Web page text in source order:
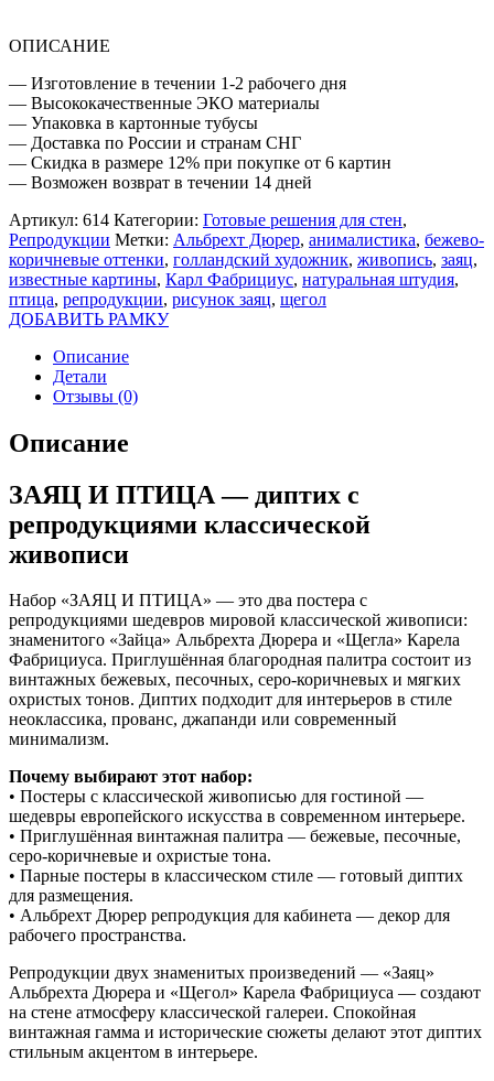
ОПИСАНИЕ
— Изготовление в течении 1-2 рабочего дня
— Высококачественные ЭКО материалы
— Упаковка в картонные тубусы
— Доставка по России и странам СНГ
— Скидка в размере 12% при покупке от 6 картин
— Возможен возврат в течении 14 дней
Артикул: 614 Категории: Готовые решения для стен,
Репродукции Метки: Альбрехт Дюрер, анималистика, бежево-
коричневые оттенки, голландский художник, живопись, заяц,
известные картины, Карл Фабрициус, натуральная штудия,
птица, репродукции, рисунок заяц, щегол
ДОБАВИТЬ РАМКУ
Описание
Детали
Отзывы (0)
Описание
ЗАЯЦ И ПТИЦА — диптих с
репродукциями классической
живописи
Набор «ЗАЯЦ И ПТИЦА» — это два постера с
репродукциями шедевров мировой классической живописи:
знаменитого «Зайца» Альбрехта Дюрера и «Щегла» Карела
Фабрициуса. Приглушённая благородная палитра состоит из
винтажных бежевых, песочных, серо-коричневых и мягких
охристых тонов. Диптих подходит для интерьеров в стиле
неоклассика, прованс, джапанди или современный
минимализм.
Почему выбирают этот набор:
• Постеры с классической живописью для гостиной —
шедевры европейского искусства в современном интерьере.
• Приглушённая винтажная палитра — бежевые, песочные,
серо-коричневые и охристые тона.
• Парные постеры в классическом стиле — готовый диптих
для размещения.
• Альбрехт Дюрер репродукция для кабинета — декор для
рабочего пространства.
Репродукции двух знаменитых произведений — «Заяц»
Альбрехта Дюрера и «Щегол» Карела Фабрициуса — создают
на стене атмосферу классической галереи. Спокойная
винтажная гамма и исторические сюжеты делают этот диптих
стильным акцентом в интерьере.